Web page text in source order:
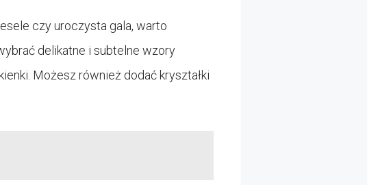
czy uroczysta gala, warto
delikatne i subtelne wzory
Możesz również dodać kryształki